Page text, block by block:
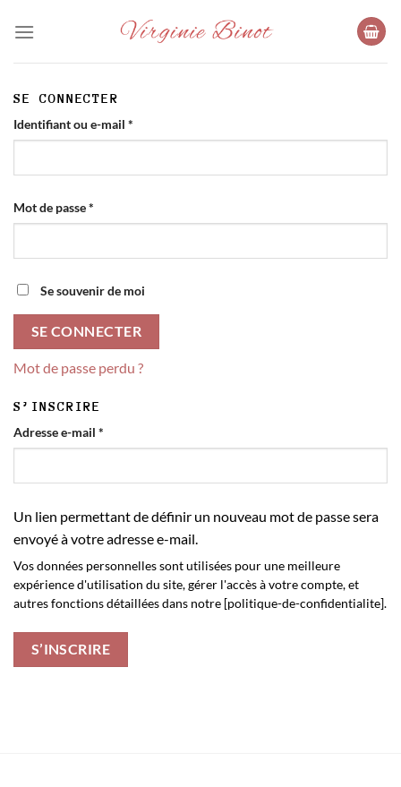
SE CONNECTER
Identifiant ou e-mail *
Mot de passe*
Se souvenir de moi
SE CONNECTER
Mot de passe perdu ?
S’INSCRIRE
Adresse e-mail *
Un lien permettant de définir un nouveau mot de passe sera
envoyé à votre adresse e-mail.
Vos données personnelles sont utilisées pour une meilleure
expérience d'utilisation du site, gérer l'accès à votre compte, et
autres fonctions détaillées dans notre [politique-de-confidentialite].
S’INSCRIRE